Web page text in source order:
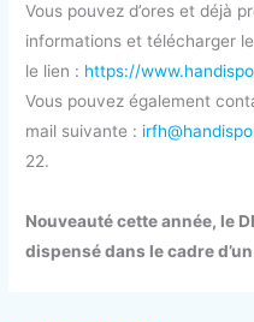
Vous pouvez d’ores et déjà
informations et télécharger
le lien : https://
Vous pouvez également
mail suivante :
22.
Nouveauté cette année, le
dispensé dans le cadre